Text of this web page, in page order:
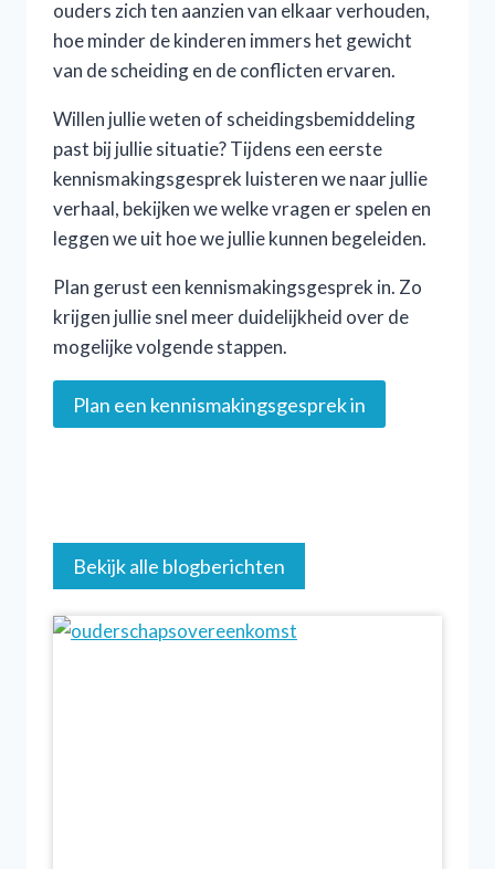
ouders zich ten aanzien van elkaar verhouden,
hoe minder de kinderen immers het gewicht
van de scheiding en de conflicten ervaren.
Willen jullie weten of scheidingsbemiddeling
past bij jullie situatie? Tijdens een eerste
kennismakingsgesprek luisteren we naar jullie
verhaal, bekijken we welke vragen er spelen en
leggen we uit hoe we jullie kunnen begeleiden.
Plan gerust een kennismakingsgesprek in. Zo
krijgen jullie snel meer duidelijkheid over de
mogelijke volgende stappen.
Plan een kennismakingsgesprek in
Bekijk alle blogberichten